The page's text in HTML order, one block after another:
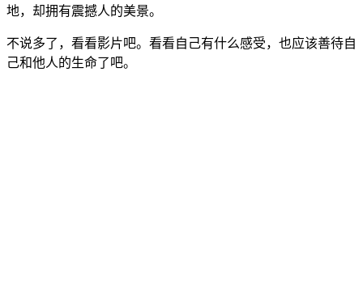
地，却拥有震撼人的美景。
不说多了，看看影片吧。看看自己有什么感受，也应该善待自
己和他人的生命了吧。